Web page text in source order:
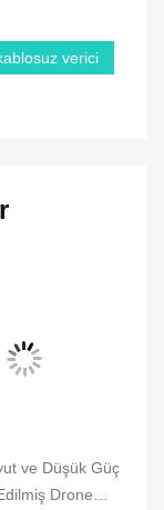
verici
ve Düşük Güç
Drone